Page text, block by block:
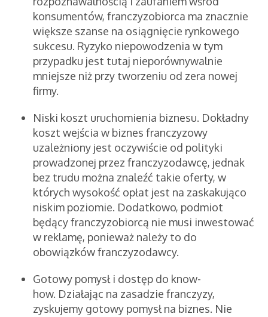
konsumentów, franczyzobiorca ma znacznie
większe szanse na osiągnięcie rynkowego
sukcesu. Ryzyko niepowodzenia w tym
przypadku jest tutaj nieporównywalnie
mniejsze niż przy tworzeniu od zera nowej
firmy.
Niski koszt uruchomienia biznesu. Dokładny
koszt wejścia w biznes franczyzowy
uzależniony jest oczywiście od polityki
prowadzonej przez franczyzodawcę, jednak
bez trudu można znaleźć takie oferty, w
których wysokość opłat jest na zaskakująco
niskim poziomie. Dodatkowo, podmiot
będący franczyzobiorcą nie musi inwestować
w reklamę, ponieważ należy to do
obowiązków franczyzodawcy.
Gotowy pomysł i dostęp do know-
how. Działając na zasadzie franczyzy,
zyskujemy gotowy pomysł na biznes. Nie